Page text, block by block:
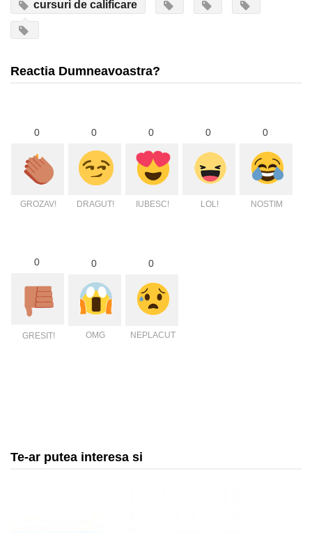
cursuri de calificare
Reactia Dumneavoastra?
0
GROZAV!
0
DRAGUT!
0
IUBESC!
0
LOL!
0
NOSTIM
0
GRESIT!
0
OMG
0
NEPLACUT
Te-ar putea interesa si